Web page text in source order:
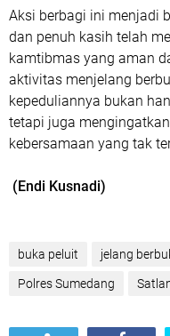
Aksi berbagi ini menjadi
dan penuh kasih telah
kamtibmas yang aman
aktivitas menjelang
kepeduliannya bukan
tetapi juga
kebersamaan yang tak
(Endi Kusnadi)
buka peluit jelang
Polres Sumedang